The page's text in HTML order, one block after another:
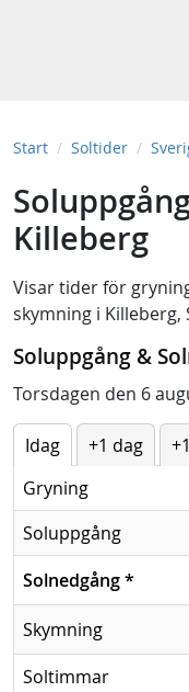
Start Soltider
Killeberg
Visar tider för
skymning i Killeberg,
Soluppgång &
Torsdagen den 6
Idag +1 dag
Gryning
Soluppgång
Solnedgång*
Skymning
Soltimmar